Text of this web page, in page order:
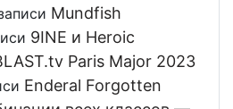
Mundfish
9INE и Heroic
Paris Major 2023
Enderal Forgotten